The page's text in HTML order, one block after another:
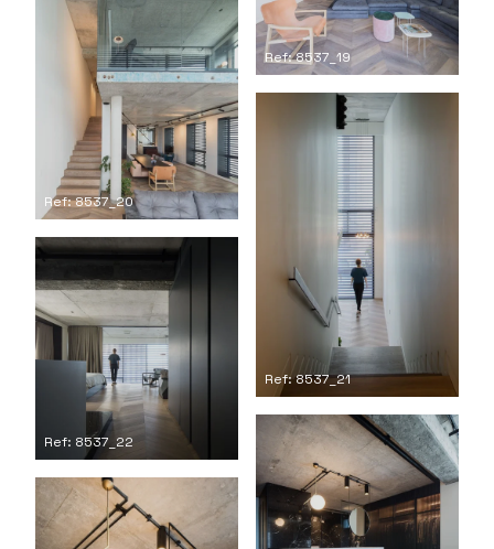
Ref: 8537_19
Ref: 8537_20
Ref: 8537_21
Ref: 8537_22